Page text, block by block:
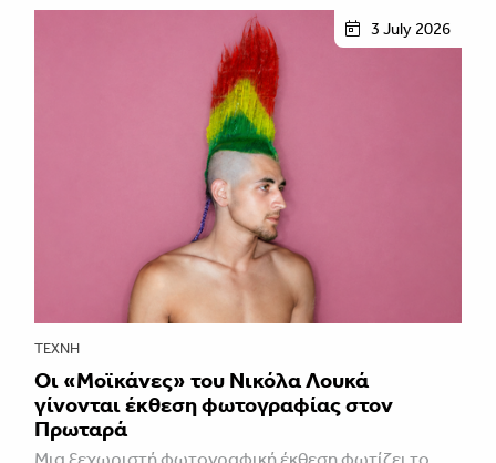
3 July 2026
ΤΈΧΝΗ
Οι «Μοϊκάνες» του Νικόλα Λουκά
γίνονται έκθεση φωτογραφίας στον
Πρωταρά
Μια ξεχωριστή φωτογραφική έκθεση φωτίζει το